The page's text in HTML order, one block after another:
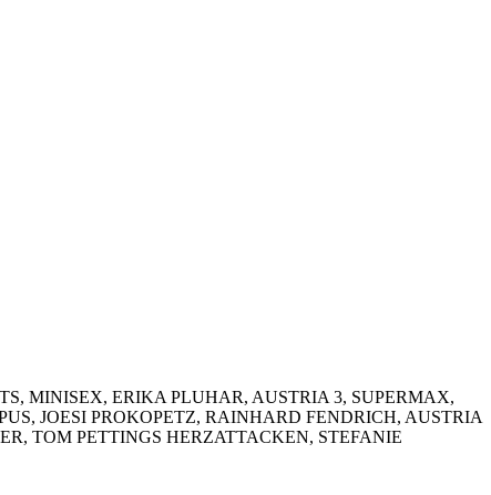
MINISEX, ERIKA PLUHAR, AUSTRIA 3, SUPERMAX,
JOESI PROKOPETZ, RAINHARD FENDRICH, AUSTRIA
TOM PETTINGS HERZATTACKEN, STEFANIE